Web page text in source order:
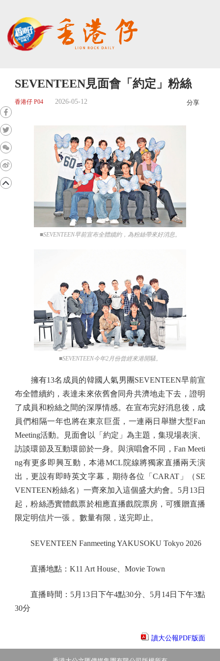
SEVENTEEN見面會「約定」粉絲
香港仔 P04 2026-05-12 分享
■SEVENTEEN早前宣布全體續約，為粉絲帶來好消息。
■SEVENTEEN今年2月份曾經來港開騷。
擁有13名成員的韓國人氣男團SEVENTEEN早前宣
布全體續約，表達未來依舊會同舟共濟地走下去，證明
了成員和粉絲之間的深厚情感。在宣布完好消息後，成
員們相隔一年也將在東京巨蛋，一連兩日舉辦大型Fan
Meeting活動。見面會以「約定」為主題，集現場表演、
訪談環節及互動環節於一身。與演唱會不同，Fan Meeti
ng有更多即興互動，本港MCL院線將獨家直播兩天演
出，更設有即時英文字幕，期待各位「CARAT」（SE
VENTEEN粉絲名）一齊來加入這個盛大約會。5月13日
起，粉絲憑實體戲票於相應直播戲院票房，可獲贈直播
限定明信片一張 。數量有限，送完即止。
SEVENTEEN Fanmeeting YAKUSOKU Tokyo 2026
直播地點：K11 Art House、Movie Town
直播時間：5月13日下午4點30分、5月14日下午3點
30分
讀大公報PDF版面